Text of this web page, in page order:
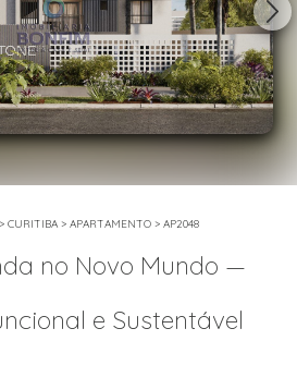
CURITIBA> APARTAMENTO> AP2048
no Novo Mundo —
e Sustentável